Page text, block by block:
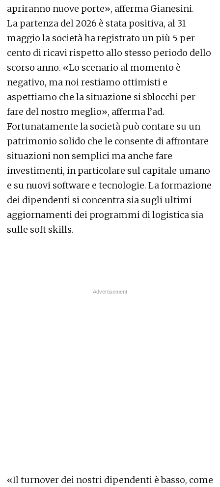
apriranno nuove porte», afferma Gianesini.
La partenza del 2026 è stata positiva, al 31
maggio la società ha registrato un più 5 per
cento di ricavi rispetto allo stesso periodo dello
scorso anno. «Lo scenario al momento è
negativo, ma noi restiamo ottimisti e
aspettiamo che la situazione si sblocchi per
fare del nostro meglio», afferma l’ad.
Fortunatamente la società può contare su un
patrimonio solido che le consente di affrontare
situazioni non semplici ma anche fare
investimenti, in particolare sul capitale umano
e su nuovi software e tecnologie. La formazione
dei dipendenti si concentra sia sugli ultimi
aggiornamenti dei programmi di logistica sia
sulle soft skills.
«Il turnover dei nostri dipendenti è basso, come